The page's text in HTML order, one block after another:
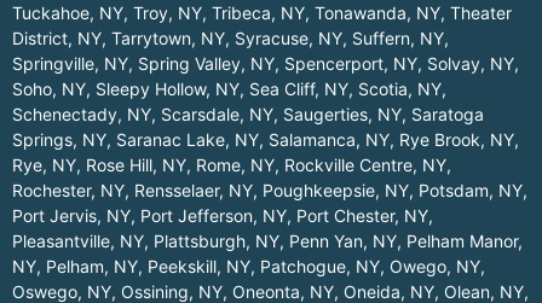
Tuckahoe, NY, Troy, NY, Tribeca, NY, Tonawanda, NY, Theater
District, NY, Tarrytown, NY, Syracuse, NY, Suffern, NY,
Springville, NY, Spring Valley, NY, Spencerport, NY, Solvay, NY,
Soho, NY, Sleepy Hollow, NY, Sea Cliff, NY, Scotia, NY,
Schenectady, NY, Scarsdale, NY, Saugerties, NY, Saratoga
Springs, NY, Saranac Lake, NY, Salamanca, NY, Rye Brook, NY,
Rye, NY, Rose Hill, NY, Rome, NY, Rockville Centre, NY,
Rochester, NY, Rensselaer, NY, Poughkeepsie, NY, Potsdam, NY,
Port Jervis, NY, Port Jefferson, NY, Port Chester, NY,
Pleasantville, NY, Plattsburgh, NY, Penn Yan, NY, Pelham Manor,
NY, Pelham, NY, Peekskill, NY, Patchogue, NY, Owego, NY,
Oswego, NY, Ossining, NY, Oneonta, NY, Oneida, NY, Olean, NY,